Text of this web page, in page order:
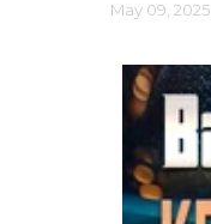
May 09, 2025